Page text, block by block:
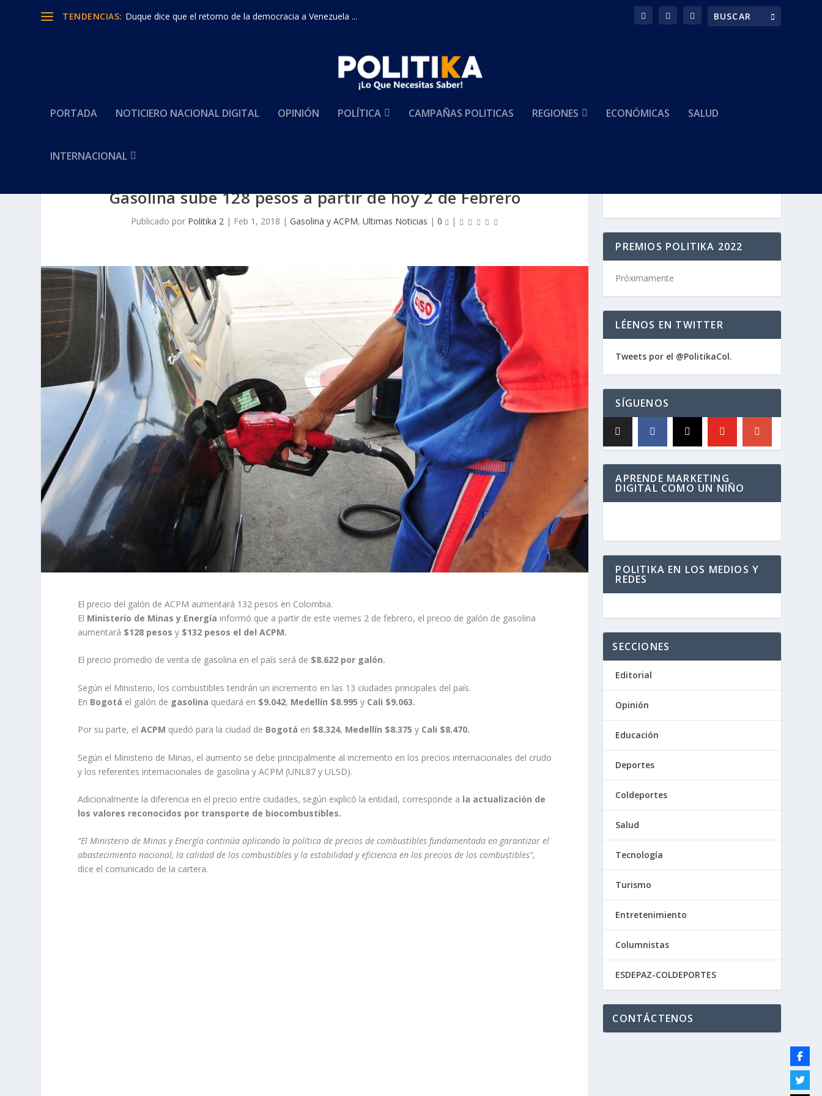
TENDENCIAS: Duque dice que el retorno de la democracia a Venezuela ...
PORTADA NOTICIERO NACIONAL DIGITAL OPINIÓN POLÍTICA CAMPAÑAS POLITICAS REGIONES ECONÓMICAS SALUD
INTERNACIONAL
Gasolina sube 128 pesos a partir de hoy 2 de Febrero
Publicado por Politika 2| Feb 1, 2018 | Gasolina y ACPM, Ultimas Noticias | 0 |
El precio del galón de ACPM aumentará 132 pesos en Colombia.
El Ministerio de Minas y Energía informó que a partir de este viernes 2 de febrero, el precio de galón de gasolina
aumentará $128 pesos y $132 pesos el del ACPM.
El precio promedio de venta de gasolina en el país será de $8.622 por galón.
Según el Ministerio, los combustibles tendrán un incremento en las 13 ciudades principales del país.
En Bogotá el galón de gasolina quedará en $9.042, Medellín $8.995y Cali $9.063.
Por su parte, el ACPM quedó para la ciudad de Bogotá en $8.324, Medellín $8.375 y Cali $8.470.
Según el Ministerio de Minas, el aumento se debe principalmente al incremento en los precios internacionales del crudo
y los referentes internacionales de gasolina y ACPM (UNL87 y ULSD).
Adicionalmente la diferencia en el precio entre ciudades, según explicó la entidad, corresponde a la actualización de
los valores reconocidos por transporte de biocombustibles.
“El Ministerio de Minas y Energía continúa aplicando la política de precios de combustibles fundamentada en garantizar el
abastecimiento nacional, la calidad de los combustibles y la estabilidad y eficiencia en los precios de los combustibles”,
dice el comunicado de la cartera.
PREMIOS POLITIKA 2022
Próximamente
LÉENOS EN TWITTER
Tweets por el @PolitikaCol.
SÍGUENOS
APRENDE MARKETING
DIGITAL COMO UN NIÑO
POLITIKA EN LOS MEDIOS Y
REDES
SECCIONES
Editorial
Opinión
Educación
Deportes
Coldeportes
Salud
Tecnología
Turismo
Entretenimiento
Columnistas
ESDEPAZ-COLDEPORTES
CONTÁCTENOS